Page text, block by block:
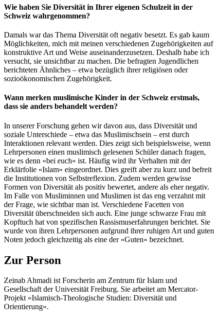
Wie haben Sie Diversität in Ihrer eigenen Schulzeit in der
Schweiz wahrgenommen?
Damals war das Thema Diversität oft negativ besetzt. Es gab kaum
Möglichkeiten, mich mit meinen verschiedenen Zugehörigkeiten auf
konstruktive Art und Weise auseinanderzusetzen. Deshalb habe ich
versucht, sie unsichtbar zu machen. Die befragten Jugendlichen
berichteten Ähnliches – etwa bezüglich ihrer religiösen oder
sozioökonomischen Zugehörigkeit.
Wann merken muslimische Kinder in der Schweiz erstmals,
dass sie anders behandelt werden?
In unserer Forschung gehen wir davon aus, dass Diversität und
soziale Unterschiede – etwa das Muslimischsein – erst durch
Interaktionen relevant werden. Dies zeigt sich beispielsweise, wenn
Lehrpersonen einen muslimisch gelesenen Schüler danach fragen,
wie es denn «bei euch» ist. Häufig wird ihr Verhalten mit der
Erklärfolie «Islam» eingeordnet. Dies greift aber zu kurz und befreit
die Institutionen von Selbstreflexion. Zudem werden gewisse
Formen von Diversität als positiv bewertet, andere als eher negativ.
Im Falle von Musliminnen und Muslimen ist das eng verzahnt mit
der Frage, wie sichtbar man ist. Verschiedene Facetten von
Diversität überschneiden sich auch. Eine junge schwarze Frau mit
Kopftuch hat von spezifischen Rassismuserfahrungen berichtet. Sie
wurde von ihren Lehrpersonen aufgrund ihrer ruhigen Art und guten
Noten jedoch gleichzeitig als eine der «Guten» bezeichnet.
Zur Person
Zeinab Ahmadi ist Forscherin am Zentrum für Islam und
Gesellschaft der Universität Freiburg. Sie arbeitet am Mercator-
Projekt «Islamisch-Theologische Studien: Diversität und
Orientierung».